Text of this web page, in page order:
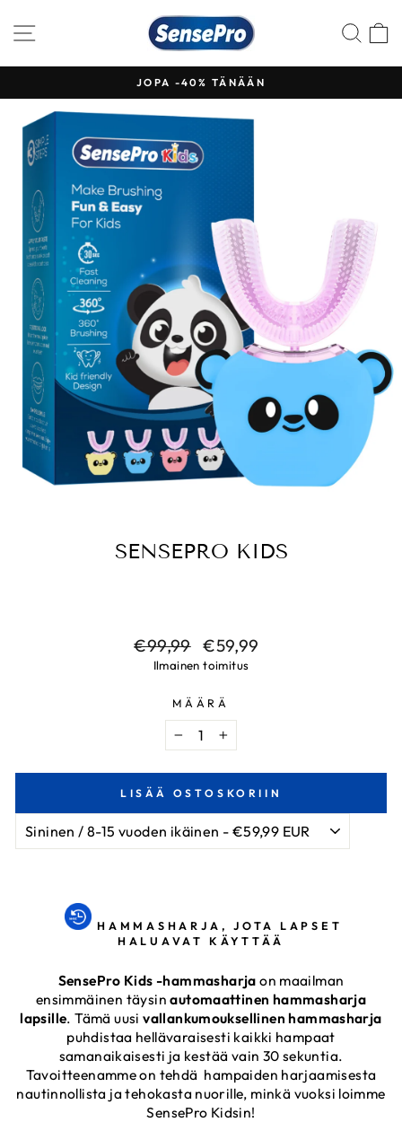
sisältöönSIVUSTON NAVIGOINTI
kuvaesitys
JOPA -40% TÄNÄÄN
SENSEPRO KIDS
Normaalihinta
€99,99 Alennushinta
€59,99
Ilmainen toimitus
MÄÄRÄ
− +
LISÄÄ OSTOSKORIIN
HAMMASHARJA, JOTA LAPSET
HALUAVAT KÄYTTÄÄ
SensePro Kids -hammasharja on maailman
ensimmäinen täysinautomaattinen hammasharja
lapsille. Tämä uusivallankumouksellinen hammasharja
puhdistaa hellävaraisesti kaikki hampaat
samanaikaisesti ja kestää vain 30 sekuntia.
Tavoitteenamme on tehdä hampaiden harjaamisesta
nautinnollista ja tehokasta nuorille, minkä vuoksi loimme
SensePro Kidsin!